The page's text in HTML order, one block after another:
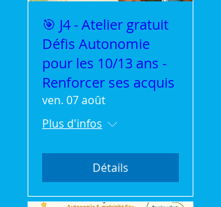
🎯 J4 - Atelier gratuit
Défis Autonomie
pour les 10/13 ans -
Renforcer ses acquis
ven. 07 août
Plus d'infos
Détails